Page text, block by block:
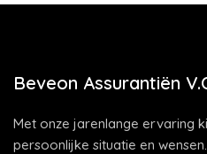
Beveon Assurantiën
Met onze jarenlange ervaring
persoonlijke situatie en wensen.